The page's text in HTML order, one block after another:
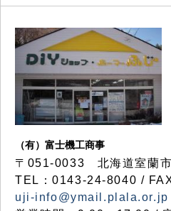
（有）富士機工商事
〒051-0033 北海道室蘭
TEL：0143-24-8040 /
uji-info@ymail.plala.or.jp